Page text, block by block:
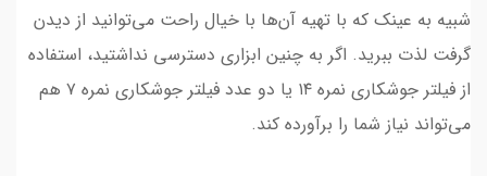
شبیه به عینک که با تهیه‌ آن‌ها با خیال راحت می‌توانید از دیدن
گرفت لذت ببرید. اگر به چنین ابزاری دسترسی نداشتید، استفاده
از فیلتر جوشکاری نمره‌ ۱۴ یا دو عدد فیلتر جوشکاری نمره‌ ۷ هم
می‌تواند نیاز شما را برآورده کند.